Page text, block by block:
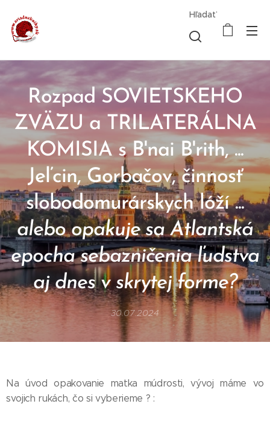
Hľadať
Rozpad SOVIETSKEHO
ZVÄZU a TRILATERÁLNA
KOMISIA s B'nai B'rith, ...
Jeľcin, Gorbačov, činnosť
slobodomurárskych lóží ...
alebo opakuje sa Atlantská
epocha sebazničenia ľudstva
aj dnes v skrytej forme?
30.07.2024
Na úvod opakovanie matka múdrosti, vývoj máme vo
svojich rukách, čo si vyberieme ? :